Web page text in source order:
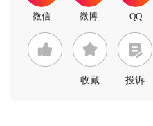
收藏 投诉